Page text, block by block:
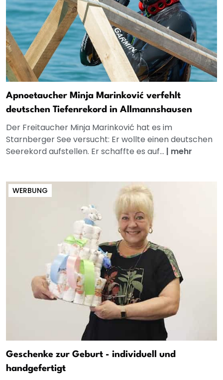
Apnoetaucher Minja Marinković verfehlt
deutschen Tiefenrekord in Allmannshausen
Der Freitaucher Minja Marinković hat es im
Starnberger See versucht: Er wollte einen deutschen
Seerekord aufstellen. Er schaffte es auf... | mehr
WERBUNG
Geschenke zur Geburt - individuell und
handgefertigt